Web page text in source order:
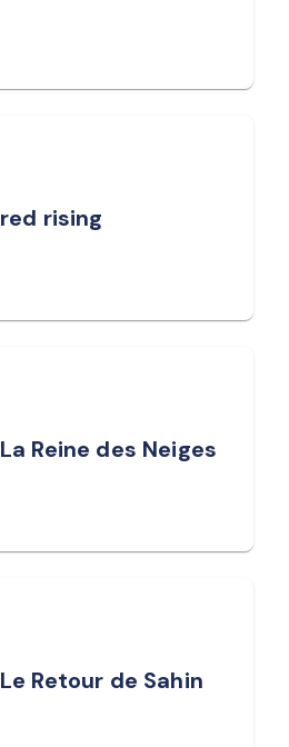
red rising
La Reine des Neiges
Le Retour de Sahin